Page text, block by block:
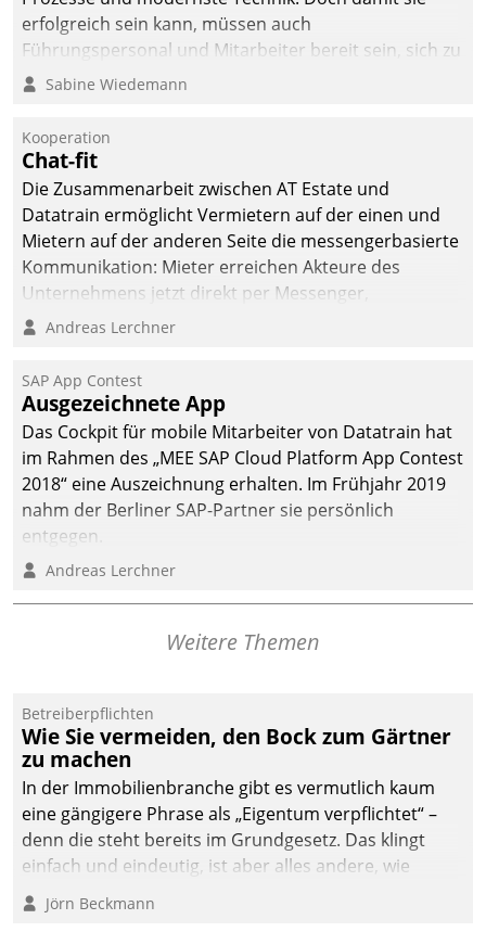
und zu verändern.
erfolgreich sein kann, müssen auch
Führungspersonal und Mitarbeiter bereit sein, sich zu
verändern und anzupassen, sonst werden sie an ihr
Sabine Wiedemann
Kooperation
Chat-fit
Die Zusammenarbeit zwischen AT Estate und
Datatrain ermöglicht Vermietern auf der einen und
Mietern auf der anderen Seite die messengerbasierte
Kommunikation: Mieter erreichen Akteure des
Unternehmens jetzt direkt per Messenger,
Mitarbeiter oder Dienstleister empfangen oder
Andreas Lerchner
SAP App Contest
Ausgezeichnete App
Das Cockpit für mobile Mitarbeiter von Datatrain hat
im Rahmen des „MEE SAP Cloud Platform App Contest
2018“ eine Auszeichnung erhalten. Im Frühjahr 2019
nahm der Berliner SAP-Partner sie persönlich
entgegen.
Andreas Lerchner
Weitere Themen
Betreiberpflichten
Wie Sie vermeiden, den Bock zum Gärtner
zu machen
In der Immobilienbranche gibt es vermutlich kaum
eine gängigere Phrase als „Eigentum verpflichtet“ –
denn die steht bereits im Grundgesetz. Das klingt
einfach und eindeutig, ist aber alles andere, wie
Branchenbeschäftigte wissen. Denn mit der
Verantwortung folgen Verpflichtungen.
Jörn Beckmann